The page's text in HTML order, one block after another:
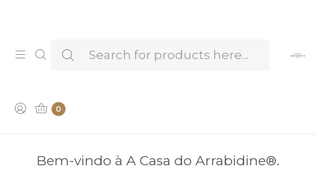
0
Bem-vindo à A Casa do Arrabidine®.